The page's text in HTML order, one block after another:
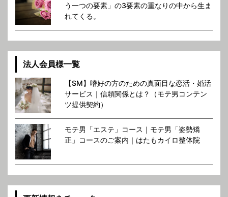
う一つの要素」の3要素の重なりの中から生ま
れてくる。
法人会員様一覧
【SM】嗜好の方のための真面目な恋活・婚活
サービス｜信頼関係とは？（モテ男コンテン
ツ提供契約）
モテ男「エステ」コース｜モテ男「姿勢矯
正」コースのご案内｜はたもカイロ整体院